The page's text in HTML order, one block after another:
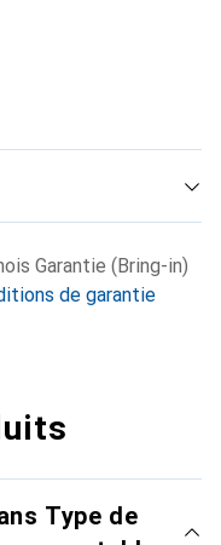
Garantie (Bring-in)
de garantie
Type de